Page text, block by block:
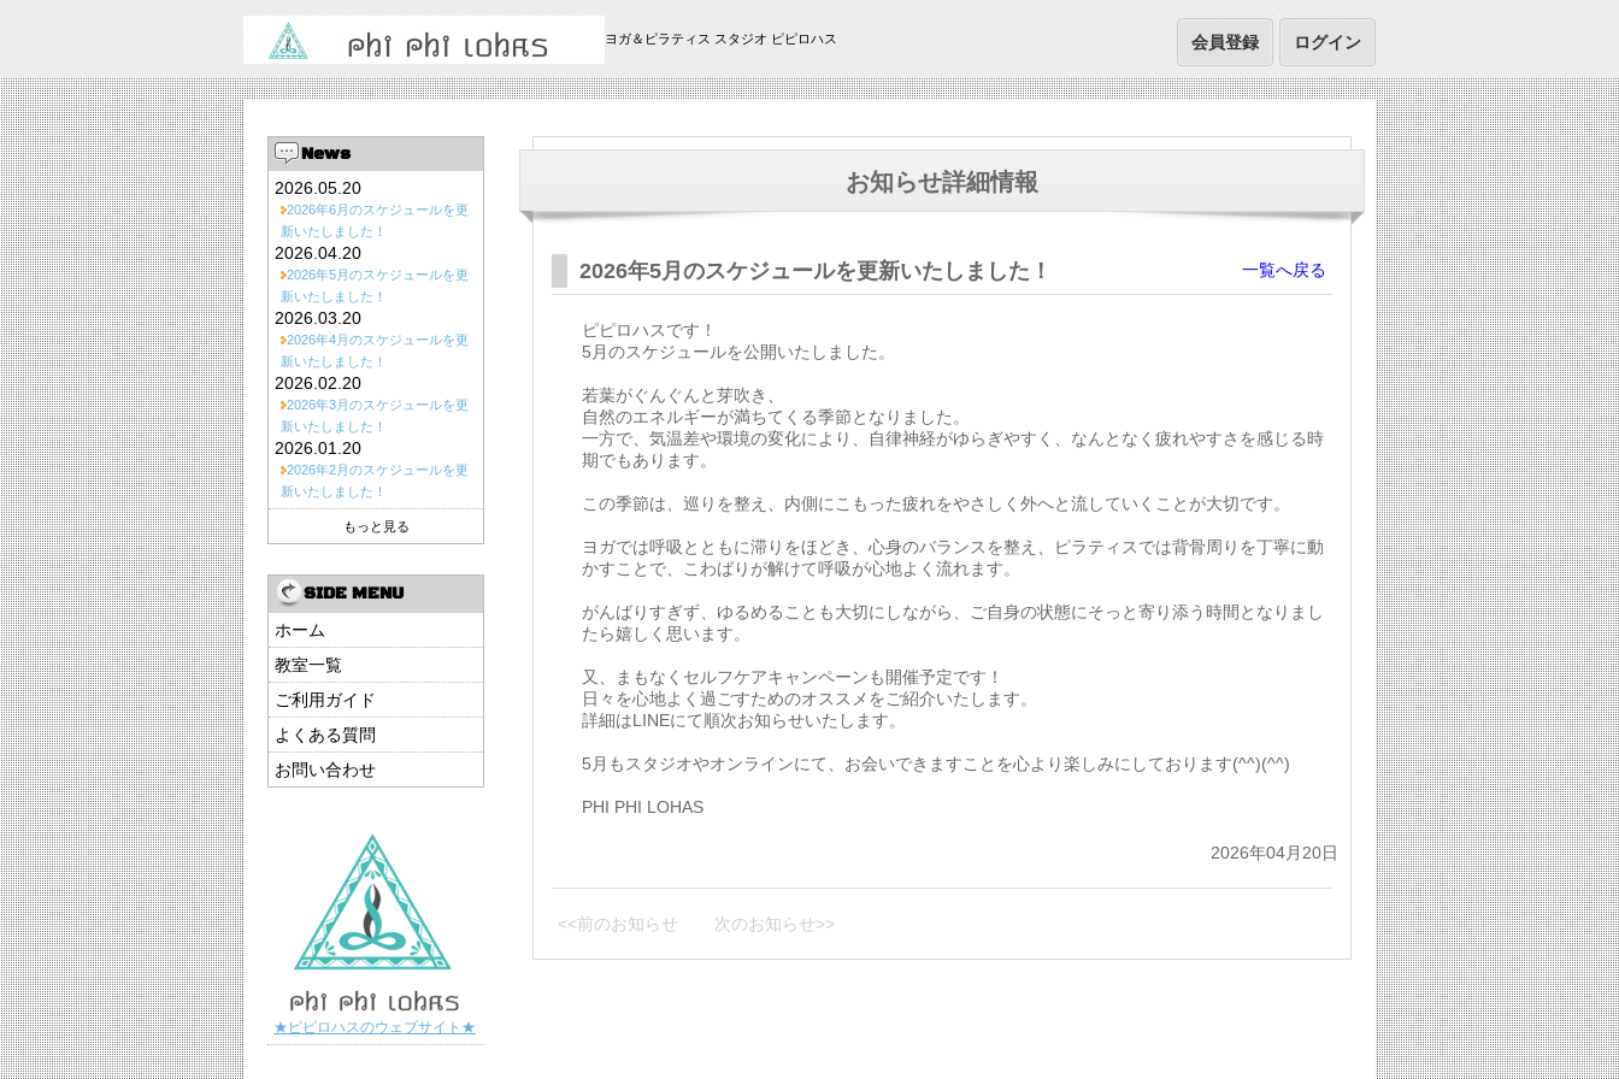
ヨガ＆ピラティス スタジオ ピピロハス ログイン
会員登録
News
2026.05.20
2026年6月のスケジュールを更
新いたしました！
2026.04.20
2026年5月のスケジュールを更
新いたしました！
2026.03.20
2026年4月のスケジュールを更
新いたしました！
2026.02.20
2026年3月のスケジュールを更
新いたしました！
2026.01.20
2026年2月のスケジュールを更
新いたしました！
もっと見る
SIDE MENU
ホーム
教室一覧
ご利用ガイド
よくある質問
お問い合わせ
★ピピロハスのウェブサイト★
お知らせ詳細情報
2026年5月のスケジュールを更新いたしました！ 一覧へ戻る
ピピロハスです！
5月のスケジュールを公開いたしました。
若葉がぐんぐんと芽吹き、
自然のエネルギーが満ちてくる季節となりました。
一方で、気温差や環境の変化により、自律神経がゆらぎやすく、なんとなく疲れやすさを感じる時
期でもあります。
この季節は、巡りを整え、内側にこもった疲れをやさしく外へと流していくことが大切です。
ヨガでは呼吸とともに滞りをほどき、心身のバランスを整え、ピラティスでは背骨周りを丁寧に動
かすことで、こわばりが解けて呼吸が心地よく流れます。
がんばりすぎず、ゆるめることも大切にしながら、ご自身の状態にそっと寄り添う時間となりまし
たら嬉しく思います。
又、まもなくセルフケアキャンペーンも開催予定です！
日々を心地よく過ごすためのオススメをご紹介いたします。
詳細はLINEにて順次お知らせいたします。
5月もスタジオやオンラインにて、お会いできますことを心より楽しみにしております(^^)(^^)
PHI PHI LOHAS
2026年04月20日
<<前のお知らせ 次のお知らせ>>